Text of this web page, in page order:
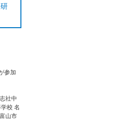
参加
社中
校 名
山市